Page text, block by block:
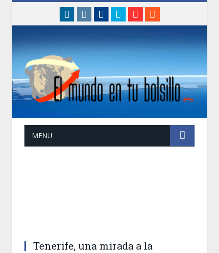
linkedininstagram
Facebook
TwitterGoogle+
MENU
Tenerife, una mirada a la